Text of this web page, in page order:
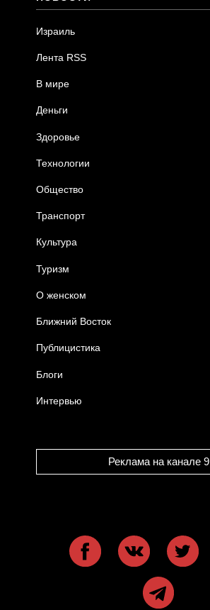
Израиль
Лента RSS
В мире
Деньги
Здоровье
Технологии
Общество
Транспорт
Культура
Туризм
О женском
Ближний Восток
Публицистика
Блоги
Интервью
Реклама на канале 9